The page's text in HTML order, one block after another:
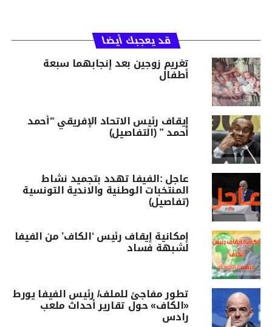
قد يعجبك أيضا
تغريم زوجين بعد إنجابهما سبعة
أطفال
إيقاف رئيس الاتحاد الإفريقي “أحمد
أحمد ” (التفاصيل)
عاجل :الفيفا تهدد بتجميد نشاط
المنتخبات الوطنية والاندية التونسية
(تفاصيل)
إمكانية إيقاف رئيس ‘الكاف’ من الفيفا
لشبهة فساد
تطور مفاجئ للملف/ رئيس الفيفا يورط
«الكاف» حول تقارير أحداث ملعب
رادس